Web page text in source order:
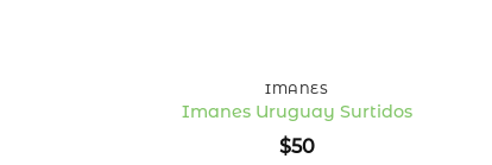
IMANES
Imanes Uruguay Surtidos
$50